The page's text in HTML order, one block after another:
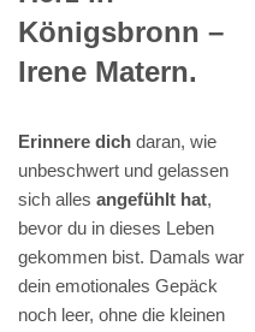
Königsbronn –
Irene Matern.
Erinnere dich daran, wie
unbeschwert und gelassen
sich alles angefühlt hat,
bevor du in dieses Leben
gekommen bist. Damals war
dein emotionales Gepäck
noch leer, ohne die kleinen